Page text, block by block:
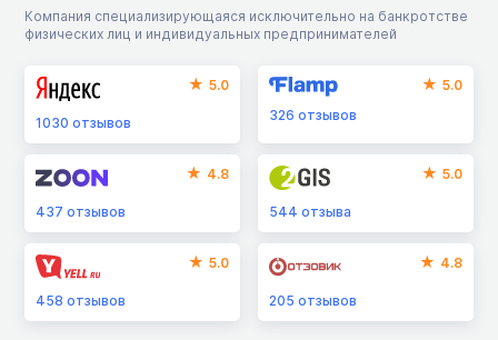
Компания специализирующаяся исключительно на банкротстве
физических лиц и индивидуальных предпринимателей
5.0
1030 отзывов
5.0
326отзывов
4.8
437 отзывов
5.0
544отзыва
5.0
458 отзывов
4.8
205отзывов